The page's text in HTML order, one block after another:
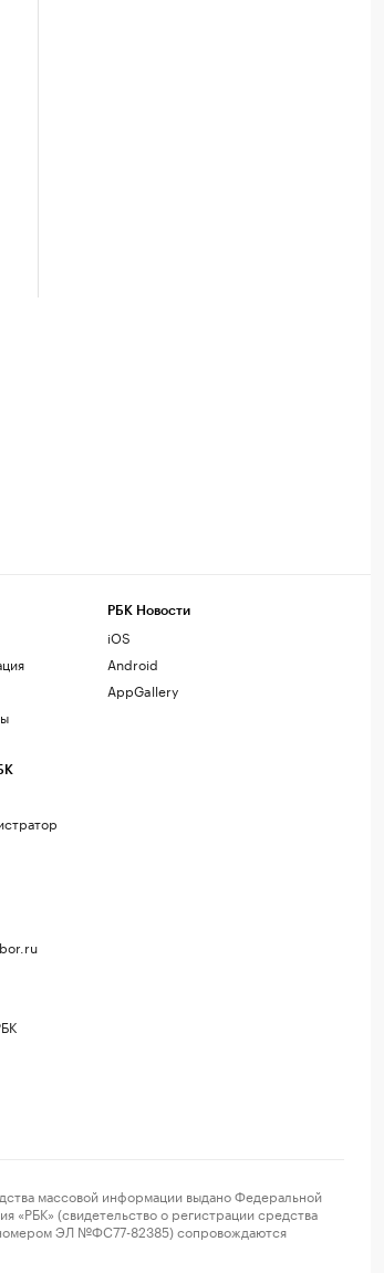
РБК Новости
iOS
Android
AppGallery
массовой информации выдано Федеральной
(свидетельство о регистрации средства
номером ЭЛ №ФС77-82385) сопровождаются